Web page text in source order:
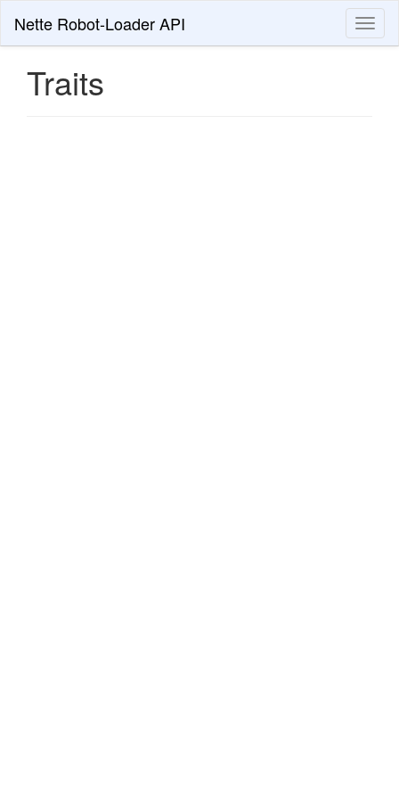
Nette Robot-Loader API
Traits